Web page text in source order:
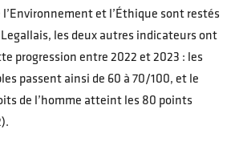
et l’Éthique sont restés
les deux autres indicateurs ont
progression entre 2022 et 2023 : les
passent ainsi de 60 à 70/100, et le
de l’homme atteint les 80 points